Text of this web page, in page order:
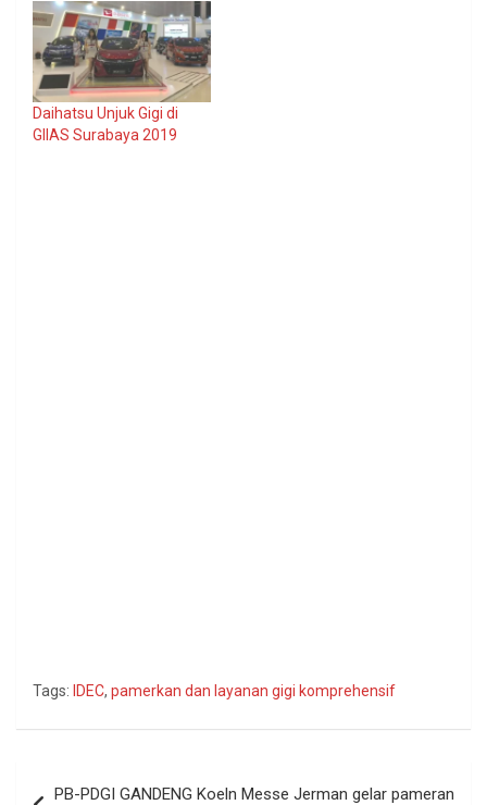
Daihatsu Unjuk Gigi di
GIIAS Surabaya 2019
Tags: IDEC, pamerkan dan layanan gigi komprehensif
PB-PDGI GANDENG Koeln Messe Jerman gelar pameran